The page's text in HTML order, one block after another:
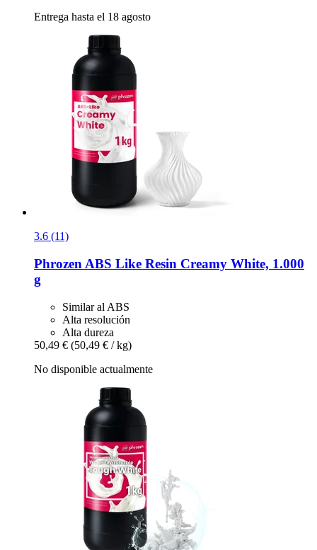
Entrega hasta el 18 agosto
3.6 (11)
Phrozen ABS Like Resin Creamy White, 1.000
g
Similar al ABS
Alta resolución
Alta dureza
50,49 € (50,49 € / kg)
No disponible actualmente